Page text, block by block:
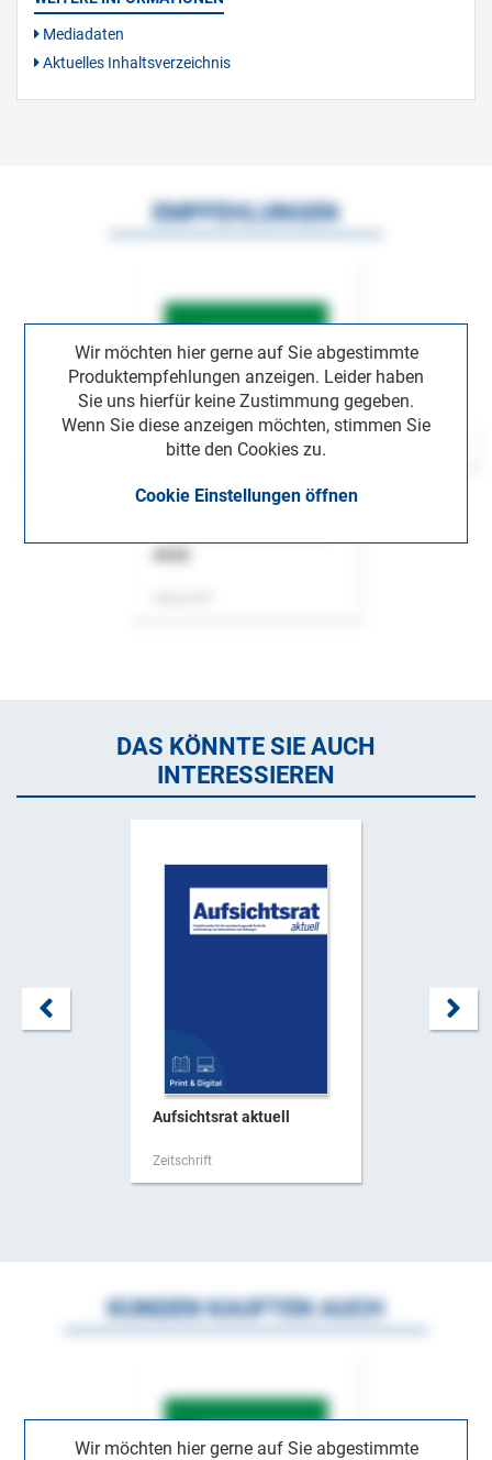
Mediadaten
Aktuelles Inhaltsverzeichnis
Wir möchten hier gerne auf Sie abgestimmte
Produktempfehlungen anzeigen. Leider haben
Sie uns hierfür keine Zustimmung gegeben.
Wenn Sie diese anzeigen möchten, stimmen Sie
bitte den Cookies zu.
Cookie Einstellungen öffnen
EMPFEHLUNGEN
DAS KÖNNTE SIE AUCH
INTERESSIEREN
Aufsichtsrat aktuell
Zeitschrift
Wir möchten hier gerne auf Sie abgestimmte
KUNDEN KAUFTEN AUCH